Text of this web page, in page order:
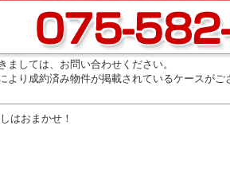
しては、お問い合わせください。
より成約済み物件が掲載されているケースが
はおまかせ！